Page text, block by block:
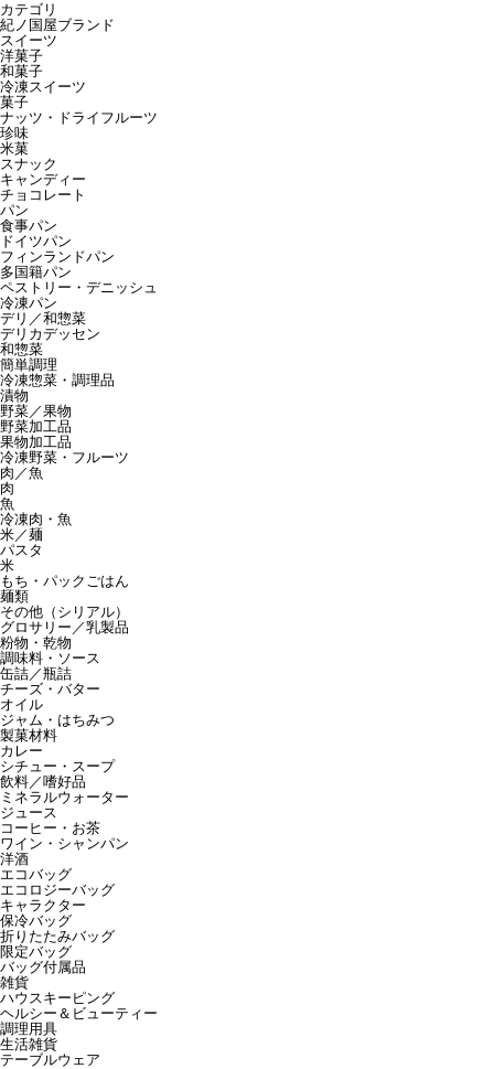
カテゴリ
紀ノ国屋ブランド
スイーツ
洋菓子
和菓子
冷凍スイーツ
菓子
ナッツ・ドライフルーツ
珍味
米菓
スナック
キャンディー
チョコレート
パン
食事パン
ドイツパン
フィンランドパン
多国籍パン
ペストリー・デニッシュ
冷凍パン
デリ／和惣菜
デリカデッセン
和惣菜
簡単調理
冷凍惣菜・調理品
漬物
野菜／果物
野菜加工品
果物加工品
冷凍野菜・フルーツ
肉／魚
肉
魚
冷凍肉・魚
米／麺
パスタ
米
もち・パックごはん
麺類
その他（シリアル）
グロサリー／乳製品
粉物・乾物
調味料・ソース
缶詰／瓶詰
チーズ・バター
オイル
ジャム・はちみつ
製菓材料
カレー
シチュー・スープ
飲料／嗜好品
ミネラルウォーター
ジュース
コーヒー・お茶
ワイン・シャンパン
洋酒
エコバッグ
エコロジーバッグ
キャラクター
保冷バッグ
折りたたみバッグ
限定バッグ
バッグ付属品
雑貨
ハウスキーピング
ヘルシー＆ビューティー
調理用具
生活雑貨
テーブルウェア